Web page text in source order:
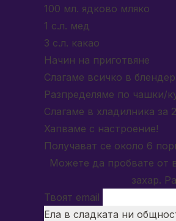
100 мл. ядково мляко
1 с.л. мед
3 с.л. какао
Начин на приготвяне
Слагаме всичко в
Разпределяме по чашки/
Слагаме в хладилника за
Хапваме с настроение!
Получават се около 6
Можете да пробвате от
захар.
Твоят email
Ела в сладката ни